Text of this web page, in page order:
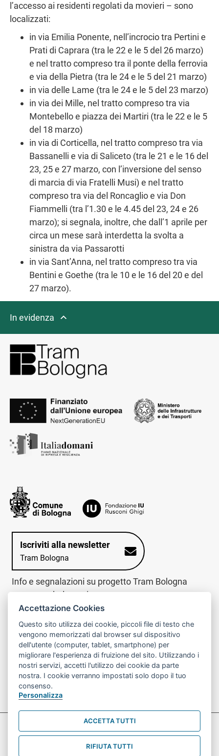
l’accesso ai residenti regolati da movieri – sono
localizzati:
in via Emilia Ponente, nell’incrocio tra Pertini e
Prati di Caprara (tra le 22 e le 5 del 26 marzo)
e nel tratto compreso tra il ponte della ferrovia
e via della Pietra (tra le 24 e le 5 del 21 marzo)
in via delle Lame (tra le 24 e le 5 del 23 marzo)
in via dei Mille, nel tratto compreso tra via
Montebello e piazza dei Martiri (tra le 22 e le 5
del 18 marzo)
in via di Corticella, nel tratto compreso tra via
Bassanelli e via di Saliceto (tra le 21 e le 16 del
23, 25 e 27 marzo, con l’inversione del senso
di marcia di via Fratelli Musi) e nel tratto
compreso tra via del Roncaglio e via Don
Fiammelli (tra l’1.30 e le 4.45 del 23, 24 e 26
marzo); si segnala, inoltre, che dall’1 aprile per
circa un mese sarà interdetta la svolta a
sinistra da via Passarotti
in via Sant’Anna, nel tratto compreso tra via
Bentini e Goethe (tra le 10 e le 16 del 20 e del
27 marzo).
In evidenza
Iscriviti alla newsletter
Tram Bologna
Info e segnalazioni su progetto Tram Bologna
www.trambologna.it
trova infopoint sulla mappa interattiva
Trova l'infopoint
più vicino
telefona al call center
Chiama il call
center
800078611
Contatto cantiere per emergenze nei giorni festivi
o nelle ore notturne:366 65 36 063
Preferenze Cookie prova
Informativa sul trattamento dei dati personali
Accettazione Cookies
Questo sito utilizza dei cookie, piccoli file di testo che
vengono memorizzati dal browser sul dispositivo
dell'utente (computer, tablet, smartphone) per
migliorare l'esperienza di fruizione del sito. Utilizzando i
nostri servizi, accetti l'utilizzo dei cookie da parte
nostra. I cookie verranno impostati solo dopo il tuo
consenso.
Personalizza
ACCETTA TUTTI
RIFIUTA TUTTI